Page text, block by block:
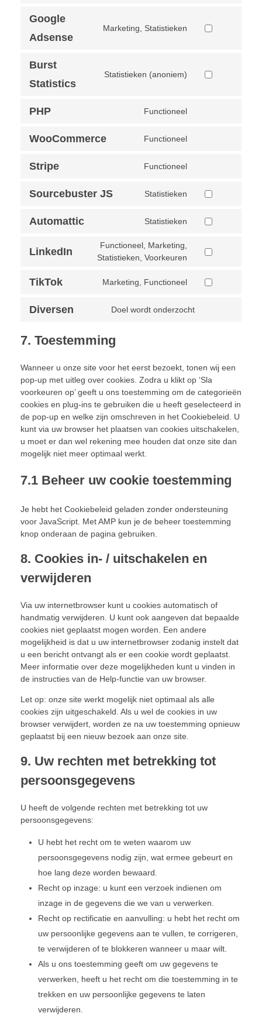
Google
Adsense
Marketing, Statistieken
Burst
Statistics
Statistieken (anoniem)
PHP Functioneel
WooCommerce Functioneel
Stripe Functioneel
Sourcebuster JS Statistieken
Automattic Statistieken
LinkedIn
Functioneel, Marketing,
Statistieken, Voorkeuren
TikTok Marketing, Functioneel
Diversen Doel wordt onderzocht
7. Toestemming
Wanneer u onze site voor het eerst bezoekt, tonen wij een
pop-up met uitleg over cookies. Zodra u klikt op ‘Sla
voorkeuren op’ geeft u ons toestemming om de categorieën
cookies en plug-ins te gebruiken die u heeft geselecteerd in
de pop-up en welke zijn omschreven in het Cookiebeleid. U
kunt via uw browser het plaatsen van cookies uitschakelen,
u moet er dan wel rekening mee houden dat onze site dan
mogelijk niet meer optimaal werkt.
7.1 Beheer uw cookie toestemming
Je hebt het Cookiebeleid geladen zonder ondersteuning
voor JavaScript. Met AMP kun je de beheer toestemming
knop onderaan de pagina gebruiken.
8. Cookies in- / uitschakelen en
verwijderen
Via uw internetbrowser kunt u cookies automatisch of
handmatig verwijderen. U kunt ook aangeven dat bepaalde
cookies niet geplaatst mogen worden. Een andere
mogelijkheid is dat u uw internetbrowser zodanig instelt dat
u een bericht ontvangt als er een cookie wordt geplaatst.
Meer informatie over deze mogelijkheden kunt u vinden in
de instructies van de Help-functie van uw browser.
Let op: onze site werkt mogelijk niet optimaal als alle
cookies zijn uitgeschakeld. Als u wel de cookies in uw
browser verwijdert, worden ze na uw toestemming opnieuw
geplaatst bij een nieuw bezoek aan onze site.
9. Uw rechten met betrekking tot
persoonsgegevens
U heeft de volgende rechten met betrekking tot uw
persoonsgegevens:
U hebt het recht om te weten waarom uw
persoonsgegevens nodig zijn, wat ermee gebeurt en
hoe lang deze worden bewaard.
Recht op inzage: u kunt een verzoek indienen om
inzage in de gegevens die we van u verwerken.
Recht op rectificatie en aanvulling: u hebt het recht om
uw persoonlijke gegevens aan te vullen, te corrigeren,
te verwijderen of te blokkeren wanneer u maar wilt.
Als u ons toestemming geeft om uw gegevens te
verwerken, heeft u het recht om die toestemming in te
trekken en uw persoonlijke gegevens te laten
verwijderen.